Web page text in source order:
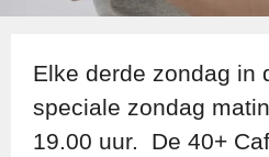
Elke derde zondag in
speciale zondag
19.00 uur. De 40+